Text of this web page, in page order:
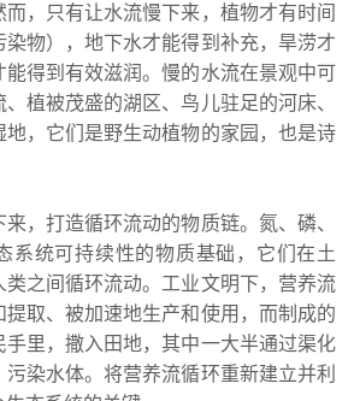
，只有让水流慢下来，植物才有时间
染物），地下水才能得到补充，旱涝才
能得到有效滋润。慢的水流在景观中可
植被茂盛的湖区、鸟儿驻足的河床、
，它们是野生动植物的家园，也是诗
，打造循环流动的物质链。氮、磷、
系统可持续性的物质基础，它们在土
之间循环流动。工业文明下，营养流
取、被加速地生产和使用，而制成的
手里，撒入田地，其中一大半通过渠化
染水体。将营养流循环重新建立并利